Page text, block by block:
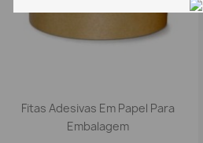
Vista rápida
Fitas Adesivas Em Papel Para
Embalagem